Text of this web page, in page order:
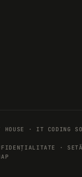
· IT CODING
·